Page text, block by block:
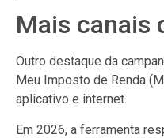
Mais canais
Outro destaque da
Meu Imposto de Renda
aplicativo e internet.
Em 2026, a ferramenta